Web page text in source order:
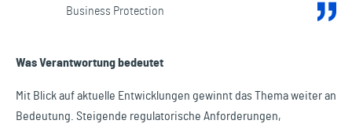
Business Protection
Was Verantwortung bedeutet
Mit Blick auf aktuelle Entwicklungen gewinnt das Thema weiter an
Bedeutung. Steigende regulatorische Anforderungen,